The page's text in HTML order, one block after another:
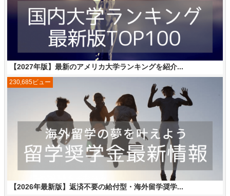
【2027年版】最新のアメリカ大学ランキングを紹介...
【2026年最新版】返済不要の給付型・海外留学奨学...
230,685ビュー